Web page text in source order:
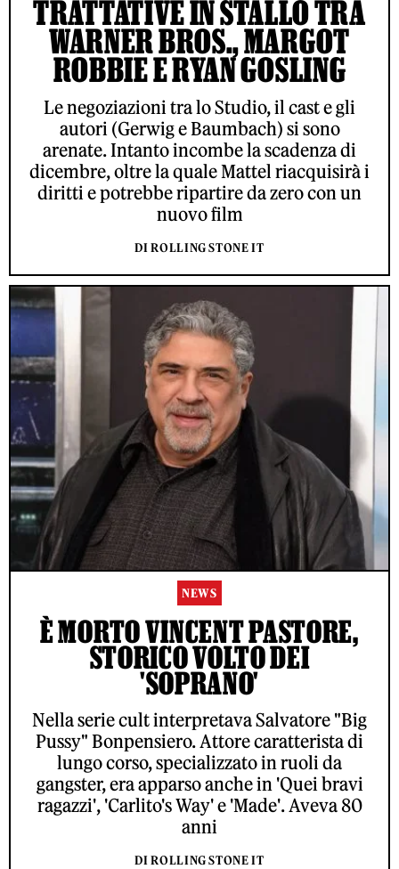
TRATTATIVE IN STALLO TRA
WARNER BROS., MARGOT
ROBBIE E RYAN GOSLING
Le negoziazioni tra lo Studio, il cast e gli
autori (Gerwig e Baumbach) si sono
arenate. Intanto incombe la scadenza di
dicembre, oltre la quale Mattel riacquisirà i
diritti e potrebbe ripartire da zero con un
nuovo film
DI ROLLING STONE IT
NEWS
È MORTO VINCENT PASTORE,
STORICO VOLTO DEI
'SOPRANO'
Nella serie cult interpretava Salvatore "Big
Pussy" Bonpensiero. Attore caratterista di
lungo corso, specializzato in ruoli da
gangster, era apparso anche in 'Quei bravi
ragazzi', 'Carlito's Way' e 'Made'. Aveva 80
anni
DI ROLLING STONE IT